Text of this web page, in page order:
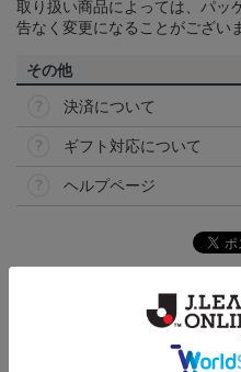
取り扱い商品によっては、パッ
告なく変更になることがござい
その他
決済について
ギフト対応について
ヘルプページ